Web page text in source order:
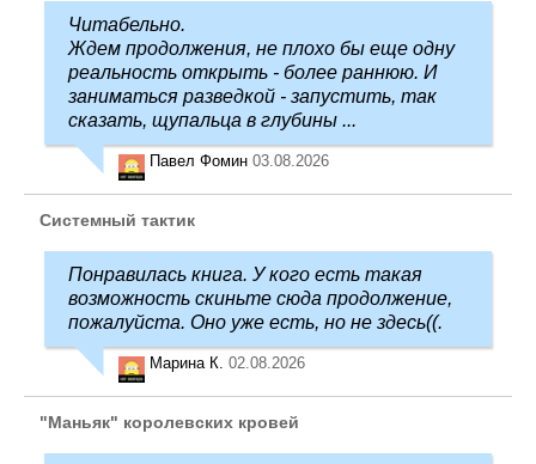
Читабельно.
Ждем продолжения, не плохо бы еще одну
реальность открыть - более раннюю. И
заниматься разведкой - запустить, так
сказать, щупальца в глубины ...
Павел Фомин 03.08.2026
Системный тактик
Понравилась книга. У кого есть такая
возможность скиньте сюда продолжение,
пожалуйста. Оно уже есть, но не здесь((.
Марина К. 02.08.2026
"Маньяк" королевских кровей